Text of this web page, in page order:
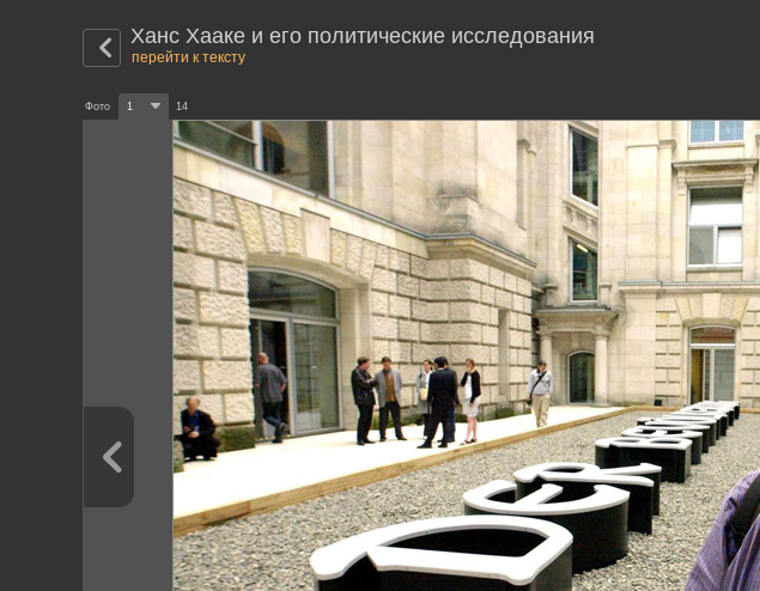
Ханс Хааке и его политические исследования
перейти к тексту
Фото 1 14